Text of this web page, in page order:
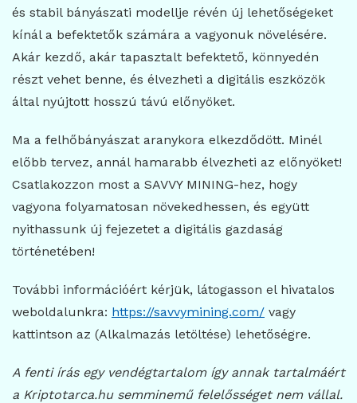
és stabil bányászati modellje révén új lehetőségeket
kínál a befektetők számára a vagyonuk növelésére.
Akár kezdő, akár tapasztalt befektető, könnyedén
részt vehet benne, és élvezheti a digitális eszközök
által nyújtott hosszú távú előnyöket.
Ma a felhőbányászat aranykora elkezdődött. Minél
előbb tervez, annál hamarabb élvezheti az előnyöket!
Csatlakozzon most a SAVVY MINING-hez, hogy
vagyona folyamatosan növekedhessen, és együtt
nyithassunk új fejezetet a digitális gazdaság
történetében!
További információért kérjük, látogasson el hivatalos
weboldalunkra: https://savvymining.com/ vagy
kattintson az (Alkalmazás letöltése) lehetőségre.
A fenti írás egy vendégtartalom így annak tartalmáért
a Kriptotarca.hu semminemű felelősséget nem vállal.